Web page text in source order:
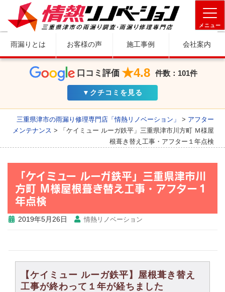
メニュー
雨漏りとは お客様の声 施工事例 会社案内
口コミ評価 ★4.8 件数：101件
▼クチコミを見る
三重県津市の雨漏り修理専門店「情熱リノベーション」 > アフター
メンテナンス >
「ケイミュー ルーガ鉄平」三重県津市川方町 Ｍ様屋
根葺き替え工事・アフター１年点検
「ケイミュー ルーガ鉄平」三重県津市川
方町 Ｍ様屋根葺き替え工事・アフター１
年点検
2019年5月26日 情熱リノベーション
【ケイミュー ルーガ鉄平】屋根葺き替え
工事が終わって１年が経ちました